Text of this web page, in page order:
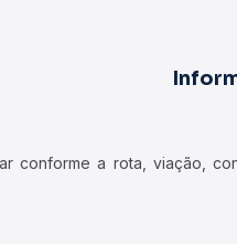
conforme a rota, viação,